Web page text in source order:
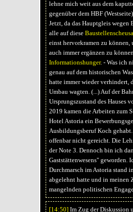
lehne mich weit aus dem
gegenüber dem HBF
Jetzt, da das Hauptgleis wegen
alle auf diese
einst hervorkramen zu können,
auch immer ergänzen zu
Informationshunger. - Was ich
genau auf dem historischen
hatte immer wieder verhindert,
Umbau wagten. (...) Auf der
Ursprungszustand des Hauses
2019 kamen die Arbeiten zum
Hotel Astoria ein
Ausbildungsberuf Koch
offenbar nicht gereicht. Die
der Note 3. Dennoch bin ich
Gaststättenwesens" geworden.
Durchmarsch im Astoria stand
abgelehnt hatte und in meinen
mangelnden politischen
[14:50]Im Zug der Diskussion